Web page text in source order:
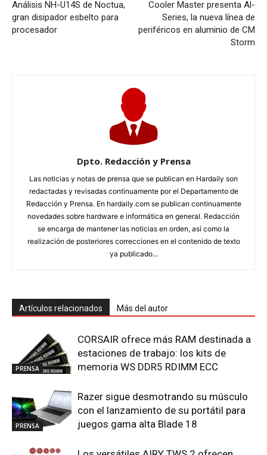
Análisis NH-U14S de Noctua,
gran disipador esbelto para
procesador
Cooler Master presenta Al-
Series, la nueva línea de
periféricos en aluminio de CM
Storm
Dpto. Redacción y Prensa
Las noticias y notas de prensa que se publican en Hardaily son
redactadas y revisadas continuamente por el Departamento de
Redacción y Prensa. En hardaily.com se publican continuamente
novedades sobre hardware e informática en general. Redacción
se encarga de mantener las noticias en orden, así como la
realización de posteriores correcciones en el contenido de texto
ya publicado...
Artículos relacionados Más del autor
PRENSA
CORSAIR ofrece más RAM destinada a
estaciones de trabajo: los kits de
memoria WS DDR5 RDIMM ECC
PRENSA
Razer sigue desmotrando su músculo
con el lanzamiento de su portátil para
juegos gama alta Blade 18